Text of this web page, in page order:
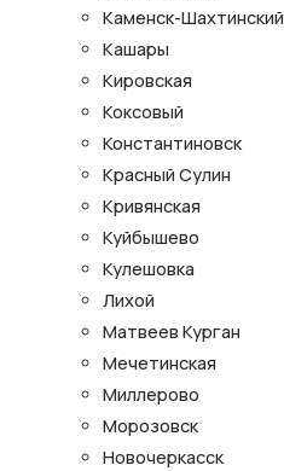
Каменск-Шахтинский
Кашары
Кировская
Коксовый
Константиновск
Красный Сулин
Кривянская
Куйбышево
Кулешовка
Лихой
Матвеев Курган
Мечетинская
Миллерово
Морозовск
Новочеркасск